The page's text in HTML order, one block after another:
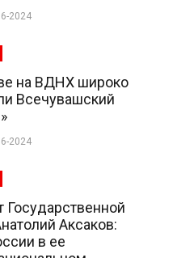
2024
на ВДНХ широко
Всечувашский
2024
Государственной
Аксаков:
в ее